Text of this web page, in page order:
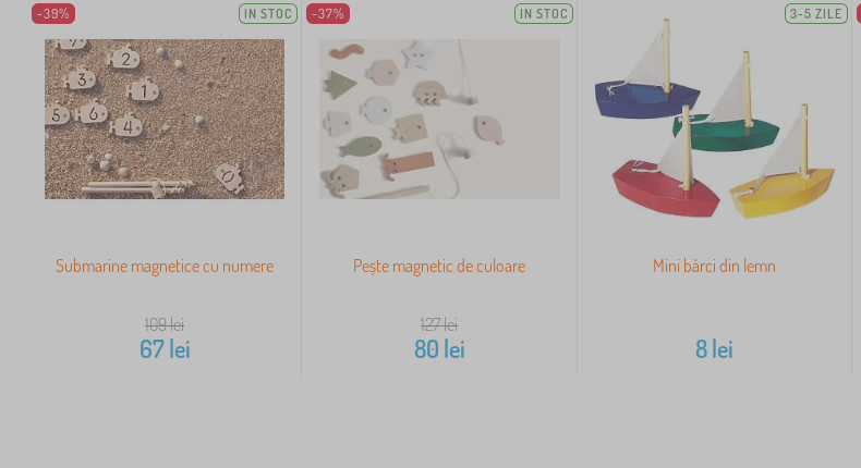
-39% IN STOC
Submarine magnetice cu numere
109lei
67lei
-37% IN STOC
Pește magnetic de culoare
127lei
80 lei
3-5 ZILE
Mini bărci din lemn
8lei